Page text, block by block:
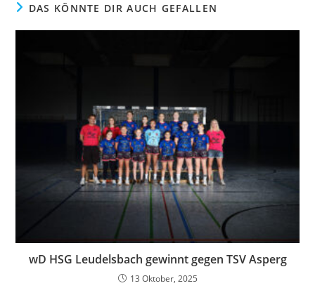
DAS KÖNNTE DIR AUCH GEFALLEN
wD HSG Leudelsbach gewinnt gegen TSV Asperg
13 Oktober, 2025